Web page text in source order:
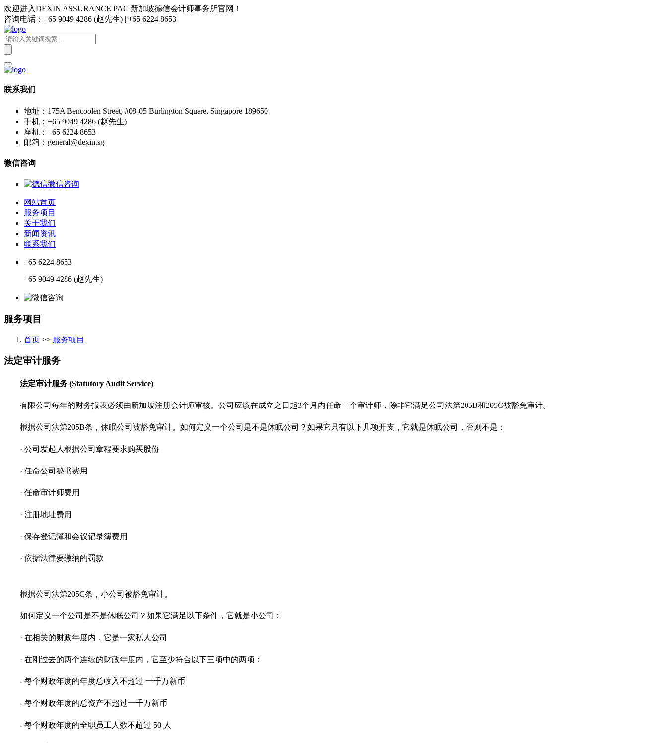
欢迎进入DEXIN ASSURANCE PAC 新加坡德信会计师事务所官网！
咨询电话：+65 9049 4286 (赵先生) | +65 6224 8653
联系我们
地址：175A Bencoolen Street, #08-05 Burlington Square, Singapore 189650
手机：+65 9049 4286 (赵先生)
座机：+65 6224 8653
邮箱：general@dexin.sg
微信咨询
网站首页
服务项目
关于我们
新闻资讯
联系我们
+65 6224 8653
+65 9049 4286 (赵先生)
服务项目
首页 >> 服务项目
法定审计服务
法定审计服务 (Statutory Audit Service)
有限公司每年的财务报表必须由新加坡注册会计师审核。公司应该在成立之日起3个月内任命一个审计师，除非它满足公司法第205B和205C被豁免审计。
根据公司法第205B条，休眠公司被豁免审计。如何定义一个公司是不是休眠公司？如果它只有以下几项开支，它就是休眠公司，否则不是：
· 公司发起人根据公司章程要求购买股份
· 任命公司秘书费用
· 任命审计师费用
· 注册地址费用
· 保存登记簿和会议记录簿费用
· 依据法律要缴纳的罚款
根据公司法第205C条，小公司被豁免审计。
如何定义一个公司是不是休眠公司？如果它满足以下条件，它就是小公司：
· 在相关的财政年度内，它是一家私人公司
· 在刚过去的两个连续的财政年度内，它至少符合以下三项中的两项：
- 每个财政年度的年度总收入不超过 一千万新币
- 每个财政年度的总资产不超过一千万新币
- 每个财政年度的全职员工人数不超过 50 人